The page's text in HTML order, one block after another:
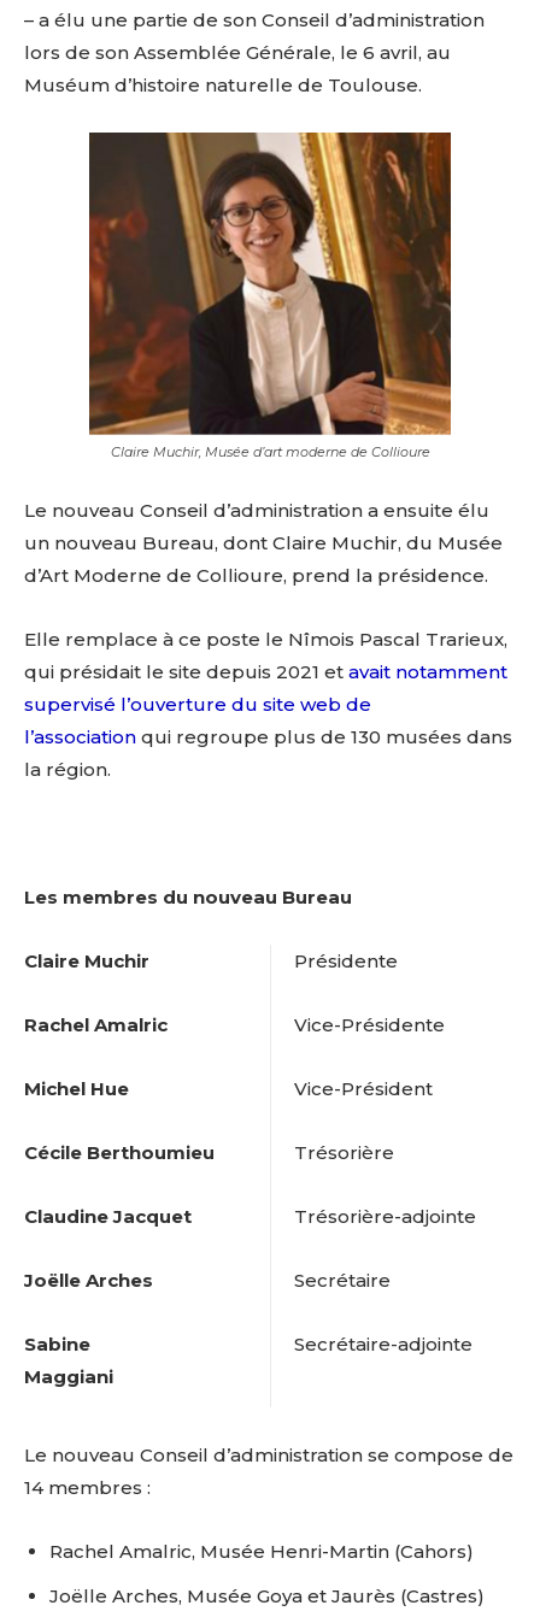
– a élu une partie de son Conseil d’administration
lors de son Assemblée Générale, le 6 avril, au
Muséum d’histoire naturelle de Toulouse.
Claire Muchir, Musée d’art moderne de Collioure
Le nouveau Conseil d’administration a ensuite élu
un nouveau Bureau, dont Claire Muchir, du Musée
d’Art Moderne de Collioure, prend la présidence.
Elle remplace à ce poste le Nîmois Pascal Trarieux,
qui présidait le site depuis 2021 et avait notamment
supervisé l’ouverture du site web de
l’association qui regroupe plus de 130 musées dans
la région.
Les membres du nouveau Bureau
Claire Muchir
Rachel Amalric
Michel Hue
Cécile Berthoumieu
Claudine Jacquet
Joëlle Arches
Sabine
Maggiani
Présidente
Vice-Présidente
Vice-Président
Trésorière
Trésorière-adjointe
Secrétaire
Secrétaire-adjointe
Le nouveau Conseil d’administration se compose de
14 membres :
Rachel Amalric, Musée Henri-Martin (Cahors)
Joëlle Arches, Musée Goya et Jaurès (Castres)